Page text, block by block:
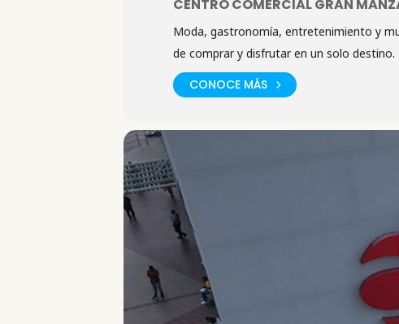
CENTRO COMERCIAL GRAN
Moda, gastronomía, entretenimiento y
de comprar y disfrutar en un solo destino.
CONOCE MÁS